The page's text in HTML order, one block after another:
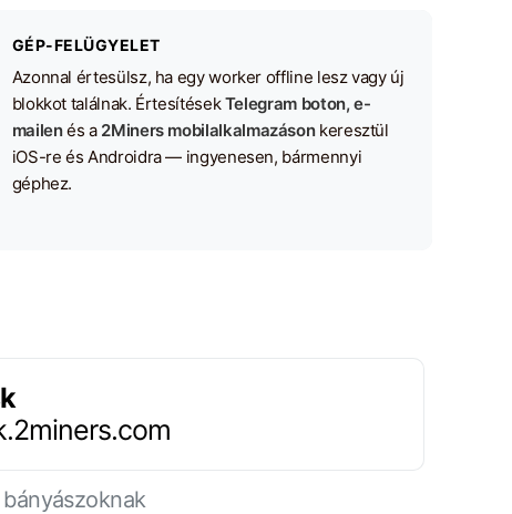
GÉP-FELÜGYELET
Azonnal értesülsz, ha egy worker offline lesz vagy új
blokkot találnak. ÉrtesítésekTelegram boton, e-
mailenés a 2Miners mobilalkalmazásonkeresztül
iOS-re és Androidra — ingyenesen, bármennyi
géphez.